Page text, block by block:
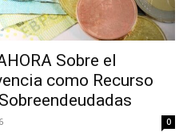
Sobre el
como Recurso
0